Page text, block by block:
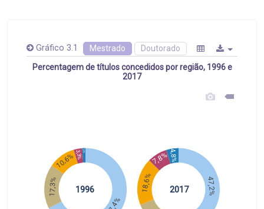
Gráfico 3.1 Mestrado Doutorado
Percentagem de títulos concedidos por região, 1996 e
2017
47,2%
18,6%
7,8%4,8%
17,3%
10,6%3,3%1,3%
1996 2017